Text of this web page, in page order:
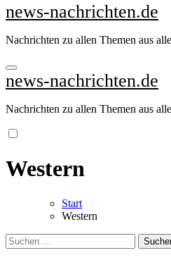
news-nachrichten.de
Nachrichten zu allen Themen aus
news-nachrichten.de
Nachrichten zu allen Themen aus
Western
Start
Western
Suchen
nach: